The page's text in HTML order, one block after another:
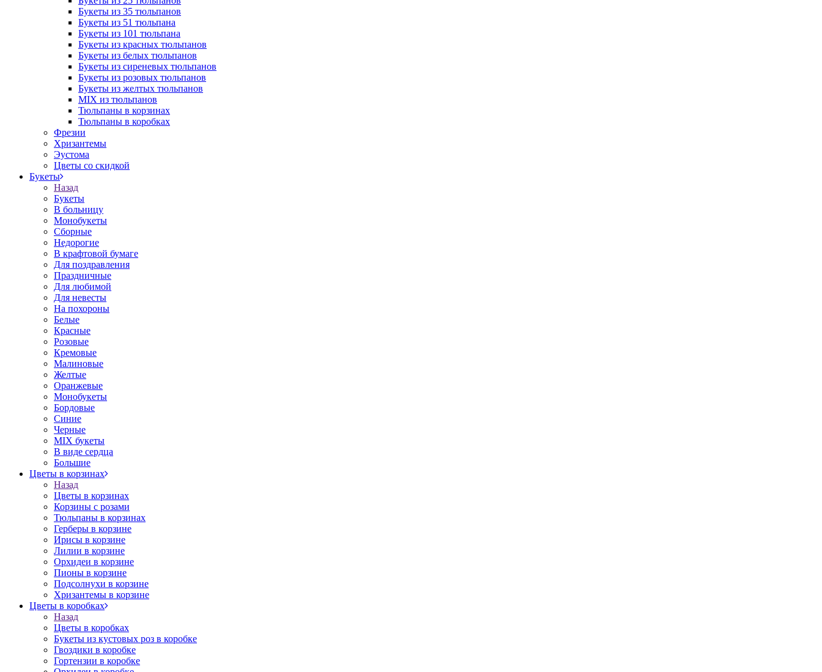
Букеты из 35 тюльпанов
Букеты из 51 тюльпана
Букеты из 101 тюльпана
Букеты из красных тюльпанов
Букеты из белых тюльпанов
Букеты из сиреневых тюльпанов
Букеты из розовых тюльпанов
Букеты из желтых тюльпанов
MIX из тюльпанов
Тюльпаны в корзинах
Тюльпаны в коробках
Фрезии
Хризантемы
Эустома
Цветы со скидкой
Букеты
Назад
Букеты
В больницу
Монобукеты
Сборные
Недорогие
В крафтовой бумаге
Для поздравления
Праздничные
Для любимой
Для невесты
На похороны
Белые
Красные
Розовые
Кремовые
Малиновые
Желтые
Оранжевые
Монобукеты
Бордовые
Синие
Черные
MIX букеты
В виде сердца
Большие
Цветы в корзинах
Назад
Цветы в корзинах
Корзины с розами
Тюльпаны в корзинах
Герберы в корзине
Ирисы в корзине
Лилии в корзине
Орхидеи в корзине
Пионы в корзине
Подсолнухи в корзине
Хризантемы в корзине
Цветы в коробках
Назад
Цветы в коробках
Букеты из кустовых роз в коробке
Гвоздики в коробке
Гортензии в коробке